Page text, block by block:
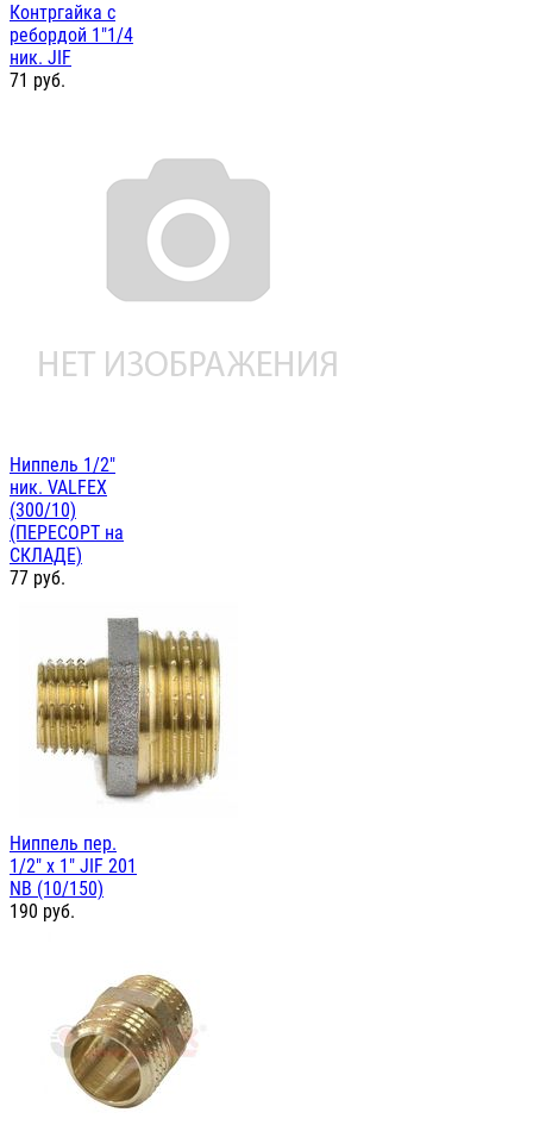
Контргайка с
ребордой 1"1/4
ник. JIF
71 руб.
Ниппель 1/2"
ник. VALFEX
(300/10)
(ПЕРЕСОРТ на
СКЛАДЕ)
77 руб.
Ниппель пер.
1/2" х 1" JIF 201
NB (10/150)
190 руб.